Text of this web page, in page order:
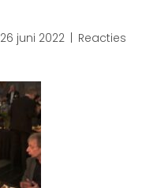
26 juni 2022 | Reacties